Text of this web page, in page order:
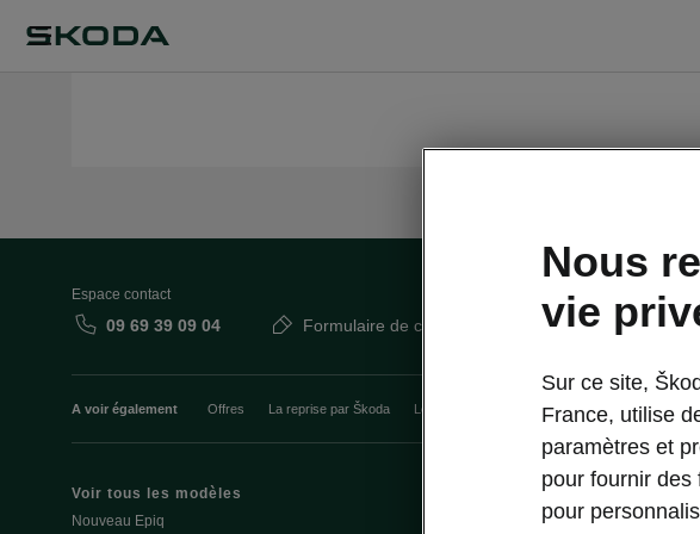
Espace contact
09 69 39 09 04 Formulaire de contact
A voir également Offres La reprise par Škoda Le stock par Škoda Occasions E-
Voir tous les modèles
Nouveau Epiq
Offres et financement
Le leasing Epiq par Škoda
Nous
vie
Sur ce site,
France, utilise
paramètres et
pour fournir des
pour